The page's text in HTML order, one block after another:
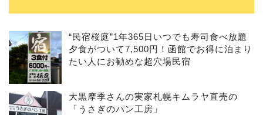
“民宿桜庭”1年365日いつでも寿司食べ放題
夕食がついて7,500円！函館でお得に泊まり
たい人にお勧めな超穴場民宿
大黒摩季さんの実家札幌キムラヤ直売の
「うさぎのパン工房」